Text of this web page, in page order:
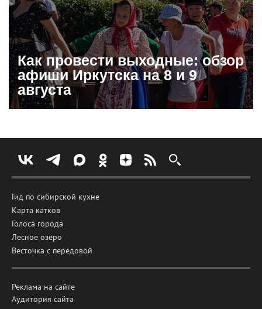
Как провести выходные: обзор
афиши Иркутска на 8 и 9
августа
Гид по сибирской кухне
Карта катков
Голоса города
Лесное озеро
Весточка с передовой
Реклама на сайте
Аудитория сайта